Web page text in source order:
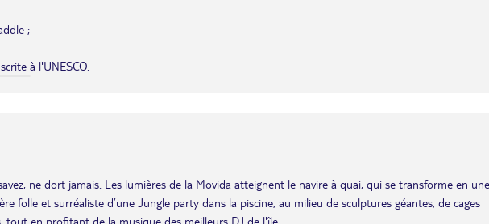
;
à l'UNESCO.
ne dort jamais. Les lumières de la Movida atteignent le navire à quai, qui se transforme en une
folle et surréaliste d’une Jungle party dans la piscine, au milieu de sculptures géantes, de cages
tout en profitant de la musique des meilleurs DJ de l'île.